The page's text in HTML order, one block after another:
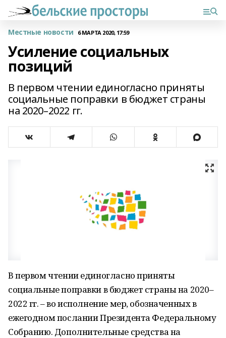
Местные новости 6 МАРТА 2020, 17:59
Усиление социальных
позиций
В первом чтении единогласно приняты
социальные поправки в бюджет страны
на 2020–2022 гг.
В первом чтении единогласно приняты
социальные поправки в бюджет страны на 2020–
2022 гг. – во исполнение мер, обозначенных в
ежегодном послании Президента Федеральному
Собранию. Дополнительные средства на